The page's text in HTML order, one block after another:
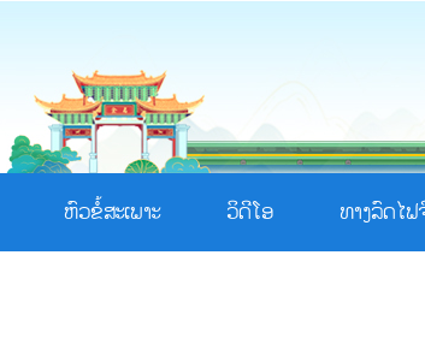
ຫົວຂໍ້ສະເພາະ ວິດີໂອ ທາງລົດໄ